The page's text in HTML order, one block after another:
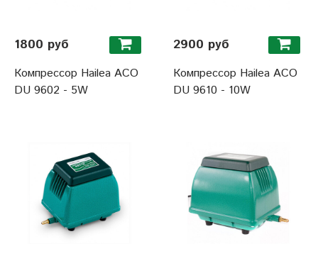
1800 руб
Компрессор Hailea ACO
DU 9602 - 5W
2900 руб
Компрессор Hailea ACO
DU 9610 - 10W